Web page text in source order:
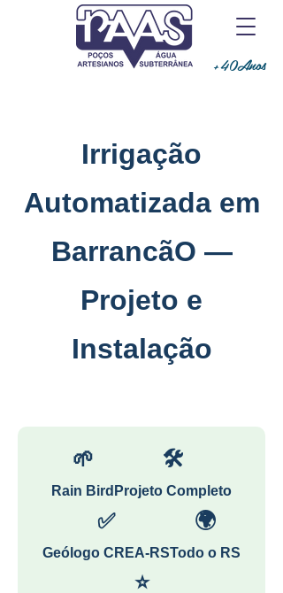
+40Anos
Irrigação
Automatizada em
BarrancãO —
Projeto e
Instalação
🌱
Rain Bird
🛠
Projeto Completo
✅
Geólogo CREA-RS
🌍
Todo o RS
⭐